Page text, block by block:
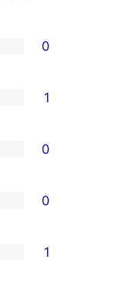
0
1
0
0
1